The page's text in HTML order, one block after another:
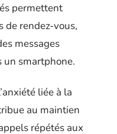
permettent
de rendez-vous,
messages
un smartphone.
liée à la
au maintien
répétés aux